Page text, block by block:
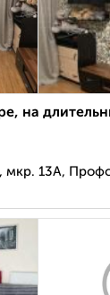
на
мкр. 13А,